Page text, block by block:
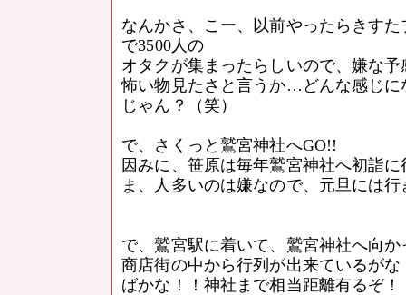
なんかさ、こー、以前やったらきす
で3500人の
オタクが集まったらしいので、嫌な
怖い物見たさと言うか…どんな感じに
じゃん？（笑）
で、さくっと鷲宮神社へGO!!
因みに、笹原は毎年鷲宮神社へ初詣
ま、人多いのは嫌なので、元旦には
で、鷲宮駅に着いて、鷲宮神社へ向
商店街の中から行列が出来ているがな
ばかな！！神社まで相当距離有るぞ！